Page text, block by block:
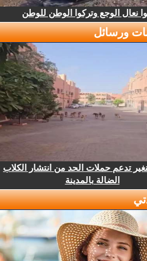
نعال الوجع وتركوا الوطن للوطن
ورسائل
تدعم حملات الحد من انتشار الكلاب
الضالة بالمدينة